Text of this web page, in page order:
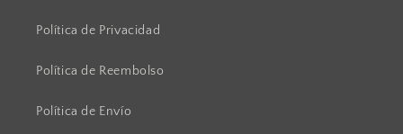
Política de Privacidad
Política de Reembolso
Política de Envío